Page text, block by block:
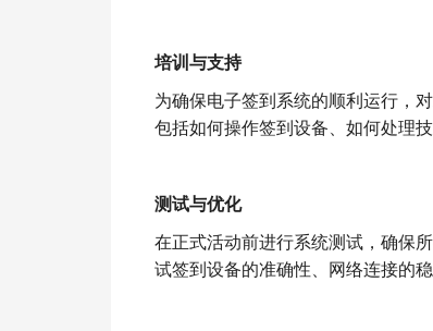
培训与支持
为确保电子签到系统的顺利运行，
包括如何操作签到设备、如何处理技
测试与优化
在正式活动前进行系统测试，确保
试签到设备的准确性、网络连接的稳